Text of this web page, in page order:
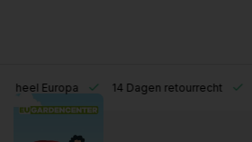
Europa 14 Dagen retourrecht